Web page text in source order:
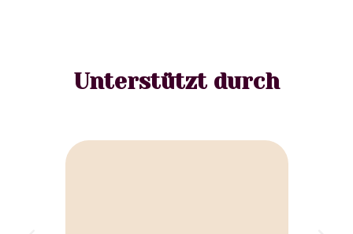
Unterstützt durch